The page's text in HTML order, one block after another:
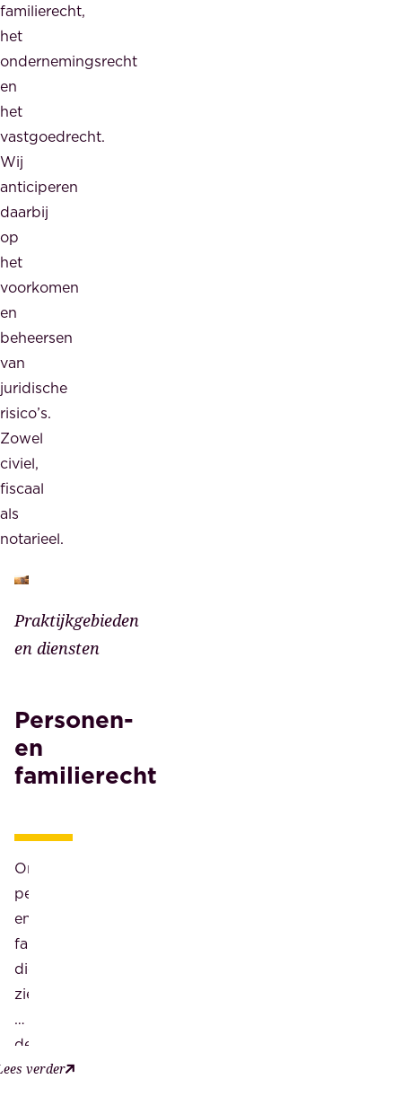
familierecht,
het
ondernemingsrecht
en
het
vastgoedrecht.
Wij
anticiperen
daarbij
op
het
voorkomen
en
beheersen
van
juridische
risico’s.
Zowel
civiel,
fiscaal
als
notarieel.
Praktijkgebieden
en diensten
Personen-
en
familierecht
Onze
personen-
en
familierecht
diensten
zien
op
de
rechtsgebieden
verder